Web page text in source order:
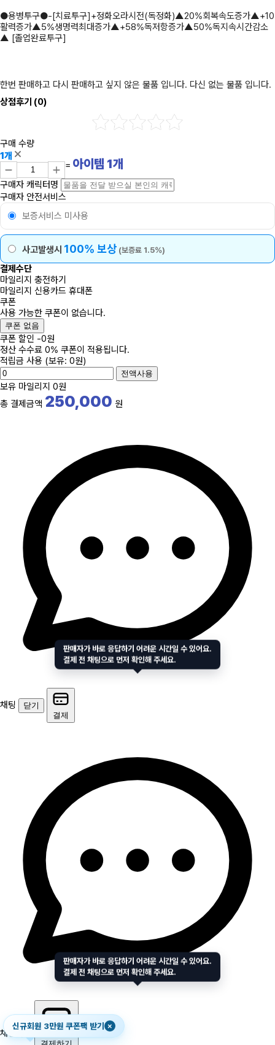
●용병투구●-[치료투구]+정화오라시전(독정화)▲20%회복속도증가▲+10
활력증가▲5%생명력최대증가▲+58%독저항증가▲50%독지속시간감소
▲ [졸업완료투구]
한번 판매하고 다시 판매하고 싶지 않은 물품 입니다. 다신 없는 물품 입니다.
상점후기 (0)
구매 수량
1개
= 아이템 1개
구매자 캐릭터명
구매자 안전서비스
보증서비스 미사용
사고발생시 100% 보상 (보증료 1.5%)
결제수단
마일리지 충전하기
마일리지 신용카드 휴대폰
쿠폰
사용 가능한 쿠폰이 없습니다.
쿠폰 없음
쿠폰 할인 -0원
정산 수수료 0% 쿠폰이 적용됩니다.
적립금 사용 (보유: 0원)
전액사용
보유 마일리지 0원
총 결제금액 250,000 원
채팅
닫기
결제
채팅하기
신규회원 3만원 쿠폰팩 받기 ×
판매자가 바로 응답하기 어려운 시간일 수 있어요.
결제 전 채팅으로 먼저 확인해 주세요.
판매자가 바로 응답하기 어려운 시간일 수 있어요.
결제 전 채팅으로 먼저 확인해 주세요.